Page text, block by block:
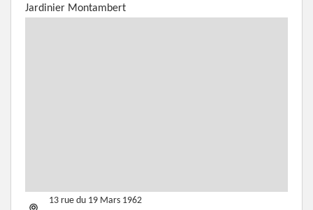
Jardinier Montambert
13 rue du 19 Mars 1962